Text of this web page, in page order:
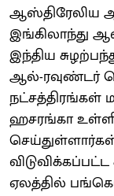
ஆஸ்திரேலிய
இங்கிலாந்து
இந்திய
ஆல்-ரவுண்டர்
நட்சத்திரங்கள்
ஹசரங்கா
ஏலத்தில்